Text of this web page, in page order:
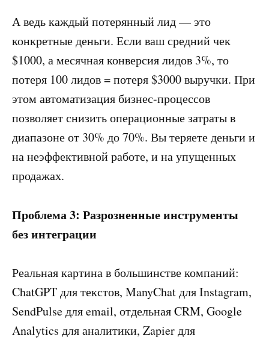
А ведь каждый потерянный лид — это
конкретные деньги. Если ваш средний чек
$1000, а месячная конверсия лидов 3%, то
потеря 100 лидов = потеря $3000 выручки. При
этом автоматизация бизнес-процессов
позволяет снизить операционные затраты в
диапазоне от 30% до 70%. Вы теряете деньги и
на неэффективной работе, и на упущенных
продажах.
Проблема 3: Разрозненные инструменты
без интеграции
Реальная картина в большинстве компаний:
ChatGPT для текстов, ManyChat для Instagram,
SendPulse для email, отдельная CRM, Google
Analytics для аналитики, Zapier для